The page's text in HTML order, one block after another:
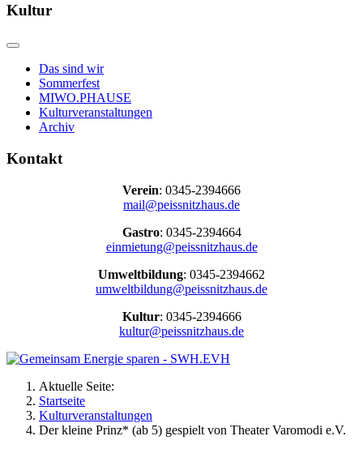
Kultur
Das sind wir
Sommerfest
MIWO.PHAUSE
Kulturveranstaltungen
Archiv
Kontakt
Verein: 0345-2394666
mail@peissnitzhaus.de
Gastro: 0345-2394664
einmietung@peissnitzhaus.de
Umweltbildung: 0345-2394662
umweltbildung@peissnitzhaus.de
Kultur: 0345-2394666
kultur@peissnitzhaus.de
Aktuelle Seite:
Startseite
Kulturveranstaltungen
Der kleine Prinz* (ab 5) gespielt von Theater Varomodi e.V.